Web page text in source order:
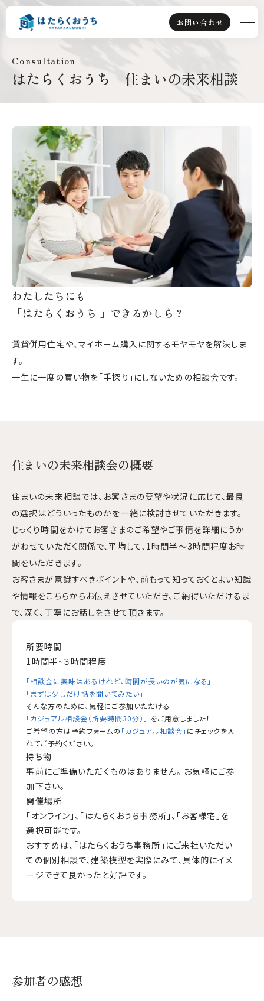
お問い合わせ
TOP
資産運用派
はたらくおうちとは
選ばれる理由
賃貸併用住宅とは
会社情報
会社案内
スタッフ紹介
お知らせ
事例紹介
お客様の声
住まいの未来相談
セミナー申込
求人情報
売買営業求人
事務・営業求人
0120-420-820
営業時間 9:00-17:30 / 定休日 水曜日
consultation
はたらくおうち 住まいの未来相談
わたしたちにも
「はたらくおうち 」できるかしら？
賃貸併用住宅や、マイホーム購入に関するモヤモヤを解決しま
す。
一生に一度の買い物を「手探り」にしないための相談会です。
住まいの未来相談会の概要
住まいの未来相談では、お客さまの要望や状況に応じて、最良
の選択はどういったものかを一緒に検討させていただきます。
じっくり時間をかけてお客さまのご希望やご事情を詳細にうか
がわせていただく関係で、平均して、1時間半～3時間程度お時
間をいただきます。
お客さまが意識すべきポイントや、前もって知っておくとよい知識
や情報をこちらからお伝えさせていただき、ご納得いただけるま
で、深く、丁寧にお話しをさせて頂きます。
所要時間
1時間半~３時間程度
「相談会に興味はあるけれど、時間が長いのが気になる」
「まずは少しだけ話を聞いてみたい」
そんな方のために、気軽にご参加いただける
「カジュアル相談会（所要時間30分）」 をご用意しました！
ご希望の方は予約フォームの 「カジュアル相談会」 にチェックを入
れてご予約ください。
持ち物
事前にご準備いただくものはありません。 お気軽にご参
加下さい。
開催場所
「オンライン」、「はたらくおうち事務所」、「お客様宅」を
選択可能です。
おすすめは、「はたらくおうち事務所」にご来社いただい
ての個別相談で、建築模型を実際にみて、具体的にイメ
ージできて良かったと好評です。
参加者の感想